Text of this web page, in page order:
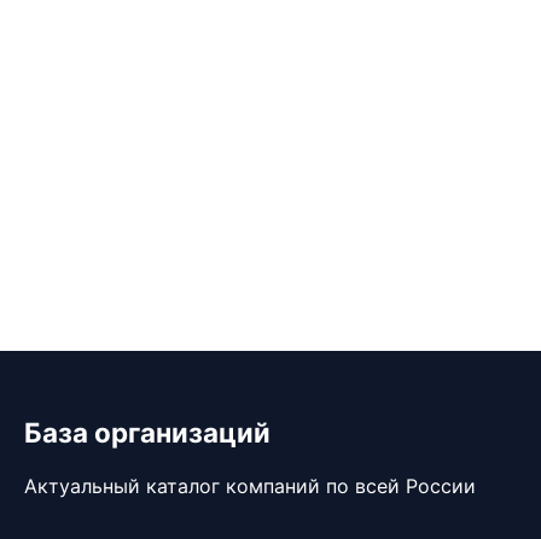
База организаций
Актуальный каталог компаний по всей России